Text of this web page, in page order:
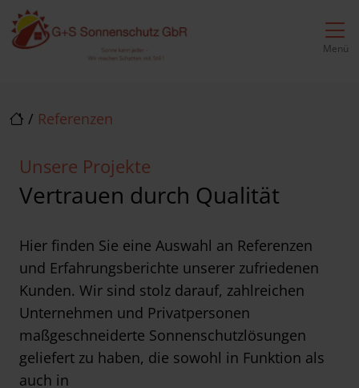
zur Top-Navigation
zur Hauptnavigation
Inhalt springen
zum Footer
Hauptnavigation
Menü
/ Referenzen
Unsere Projekte
Vertrauen durch Qualität
Hier finden Sie eine Auswahl an Referenzen
und Erfahrungsberichte unserer zufriedenen
Kunden. Wir sind stolz darauf, zahlreichen
Unternehmen und Privatpersonen
maßgeschneiderte Sonnenschutzlösungen
geliefert zu haben, die sowohl in Funktion als
auch in